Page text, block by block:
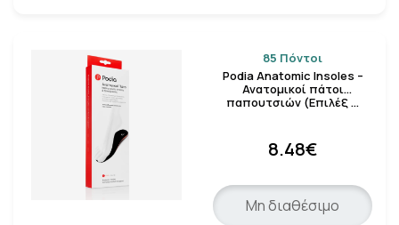
85 Πόντοι
Podia Anatomic Insoles –
Ανατομικοί πάτοι
παπουτσιών (Επιλέξ …
8.48€
Μη διαθέσιμο